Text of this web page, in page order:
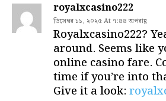
royalxcasino222
ডিসেম্বর ১১, ২০২৫ At ৭:৪৪ অপরাহ্ণ
Royalxcasino222?
around. Seems like
online casino fare.
time if you’re into
Give it a look: